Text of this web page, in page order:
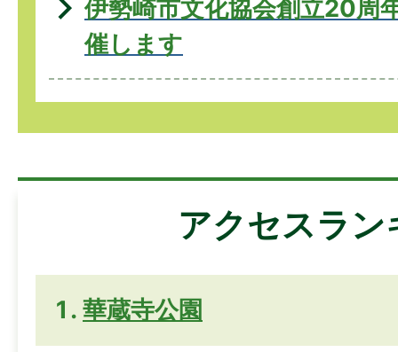
伊勢崎市文化協会創立20周
催します
アクセスラン
華蔵寺公園